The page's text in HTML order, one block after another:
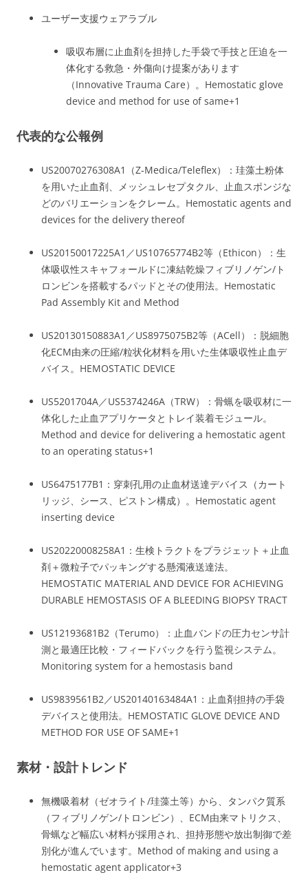
ユーザー支援ウェアラブル
吸収布層に止血剤を担持した手袋で手技と圧迫を一
体化する救急・外傷向け提案があります
（Innovative Trauma Care）。 Hemostatic glove
device and method for use of same+1
代表的な公報例
US20070276308A1（Z‑Medica/Teleflex）：珪藻土粉体
を用いた止血剤、メッシュレセプタクル、止血スポンジな
どのバリエーションをクレーム。 Hemostatic agents and
devices for the delivery thereof
US20150017225A1／US10765774B2等（Ethicon）：生
体吸収性スキャフォールドに凍結乾燥フィブリノゲン/ト
ロンビンを搭載するパッドとその使用法。 Hemostatic
Pad Assembly Kit and Method
US20130150883A1／US8975075B2等（ACell）：脱細胞
化ECM由来の圧縮/粒状化材料を用いた生体吸収性止血デ
バイス。 HEMOSTATIC DEVICE
US5201704A／US5374246A（TRW）：骨蝋を吸収材に一
体化した止血アプリケータとトレイ装着モジュール。
Method and device for delivering a hemostatic agent
to an operating status+1
US6475177B1：穿刺孔用の止血材送達デバイス（カート
リッジ、シース、ピストン構成）。 Hemostatic agent
inserting device
US20220008258A1：生検トラクトをプラジェット＋止血
剤＋微粒子でパッキングする懸濁液送達法。
HEMOSTATIC MATERIAL AND DEVICE FOR ACHIEVING
DURABLE HEMOSTASIS OF A BLEEDING BIOPSY TRACT
US12193681B2（Terumo）：止血バンドの圧力センサ計
測と最適圧比較・フィードバックを行う監視システム。
Monitoring system for a hemostasis band
US9839561B2／US20140163484A1：止血剤担持の手袋
デバイスと使用法。 HEMOSTATIC GLOVE DEVICE AND
METHOD FOR USE OF SAME+1
素材・設計トレンド
無機吸着材（ゼオライト/珪藻土等）から、タンパク質系
（フィブリノゲン/トロンビン）、ECM由来マトリクス、
骨蝋など幅広い材料が採用され、担持形態や放出制御で差
別化が進んでいます。 Method of making and using a
hemostatic agent applicator+3